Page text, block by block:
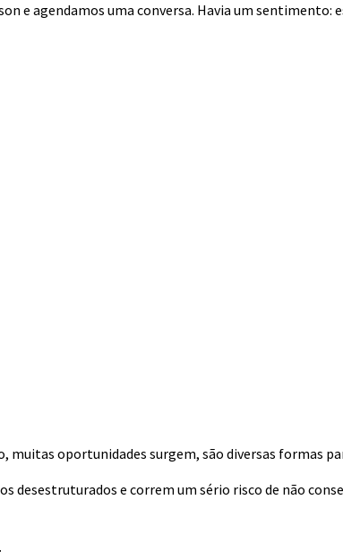
e agendamos uma conversa. Havia um
oportunidades surgem, são diversas formas
e correm um sério risco de não